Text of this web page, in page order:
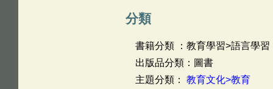
分類
書籍分類 ：教育學習>語言學
出版品分類：圖書
主題分類： 教育文化>教育